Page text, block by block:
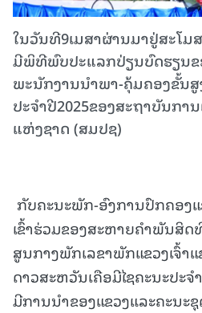
ໃນວັນທີ9ເມສາຜ່ານມາຢູ່ສະໂມ
ມີພິທີພົບປະແລກປ່ຽນບົດຮຽນ
ພະນັກງານນຳພາ-ຄຸ້ມຄອງຂັ້ນສູ
ປະຈຳປີ2025ຂອງສະຖາບັນກາ
ແຫ່ງຊາດ (ສມປຊ)
ກັບຄະນະພັກ-ອົງການປົກຄອງ
ເຂົ້າຮ່ວມຂອງສະຫາຍຄຳພັນສິ
ສູນກາງພັກເລຂາພັກແຂວງເຈົ້າ
ດາວສະຫວັນເຄືອມີໄຊຄະນະປ
ມີການນຳຂອງແຂວງແລະຄະນະ